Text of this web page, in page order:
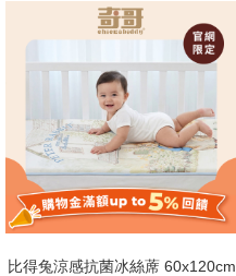
比得兔涼感抗菌冰絲蓆 60x120cm